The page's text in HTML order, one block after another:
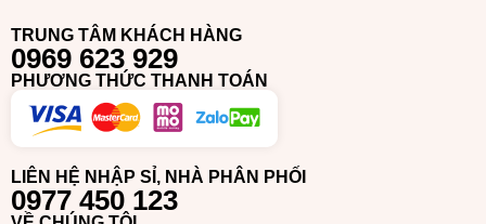
TRUNG TÂM KHÁCH HÀNG
0969 623 929
PHƯƠNG THỨC THANH TOÁN
LIÊN HỆ NHẬP SỈ, NHÀ PHÂN PHỐI
0977 450 123